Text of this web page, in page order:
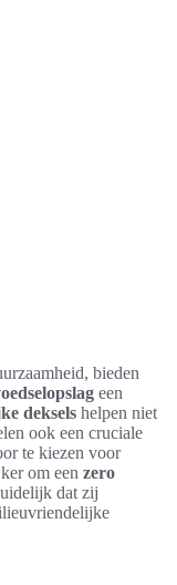
bieden
een
deksels helpen niet
ook een cruciale
te kiezen voor
om een zero
dat zij